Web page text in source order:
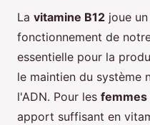
La vitamine B12 joue
fonctionnement de
essentielle pour la
le maintien du système
l'ADN. Pour les femmes
apport suffisant en